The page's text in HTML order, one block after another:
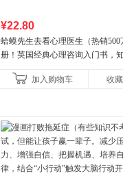
¥22.80
蛤蟆先生去看心理医生（热销500
册！英国经典心理咨询入门书，
加入购物车
收藏